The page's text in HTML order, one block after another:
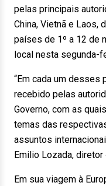
pelas principais
China, Vietnã e Laos,
países de 1º a 12 de
local nesta segunda-
“Em cada um desses
recebido pelas
Governo, com as
temas das
assuntos
Emilio Lozada,
Em sua viagem à